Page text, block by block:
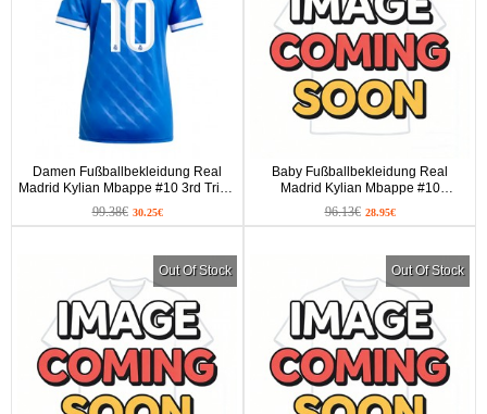
Damen Fußballbekleidung Real
Madrid Kylian Mbappe #10 3rd Trikot
2025-26 Kurzarm
99.38€ 30.25€
Baby Fußballbekleidung Real
Madrid Kylian Mbappe #10
Heimtrikot 2026-27 Kurzarm (+ kurze
hosen)
96.13€ 28.95€
Out Of Stock Out Of Stock